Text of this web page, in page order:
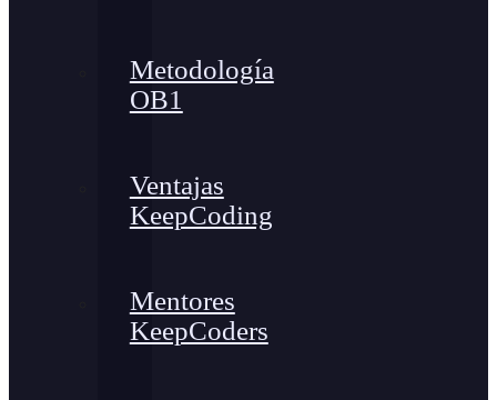
Metodología
OB1
Ventajas
KeepCoding
Mentores
KeepCoders